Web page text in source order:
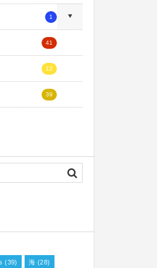
1
41
12
39
(39) 海 (28)